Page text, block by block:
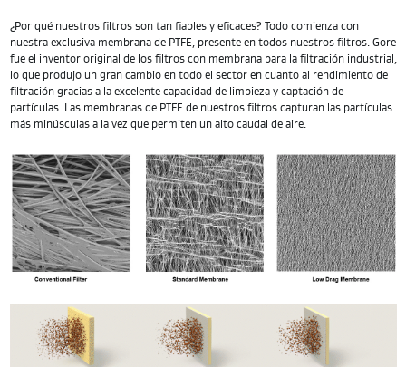
¿Por qué nuestros filtros son tan fiables y eficaces? Todo comienza con
nuestra exclusiva membrana de PTFE, presente en todos nuestros filtros. Gore
fue el inventor original de los filtros con membrana para la filtración industrial,
lo que produjo un gran cambio en todo el sector en cuanto al rendimiento de
filtración gracias a la excelente capacidad de limpieza y captación de
partículas. Las membranas de PTFE de nuestros filtros capturan las partículas
más minúsculas a la vez que permiten un alto caudal de aire.